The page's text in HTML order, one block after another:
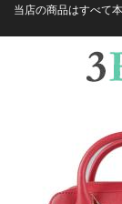
当店の商品はすべて